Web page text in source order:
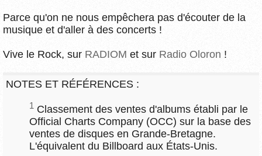
Parce qu'on ne nous empêchera pas d'écouter de la
musique et d'aller à des concerts !
Vive le Rock, sur RADIOM et sur Radio Oloron !
NOTES ET RÉFÉRENCES :
1
Classement des ventes d'albums établi par le
Official Charts Company (OCC) sur la base des
ventes de disques en Grande-Bretagne.
L'équivalent du Billboard aux États-Unis.